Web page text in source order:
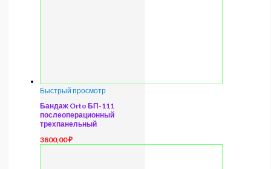
Быстрый просмотр
Бандаж Orto БП-111
послеоперационный
трехпанельный
3800,00₽